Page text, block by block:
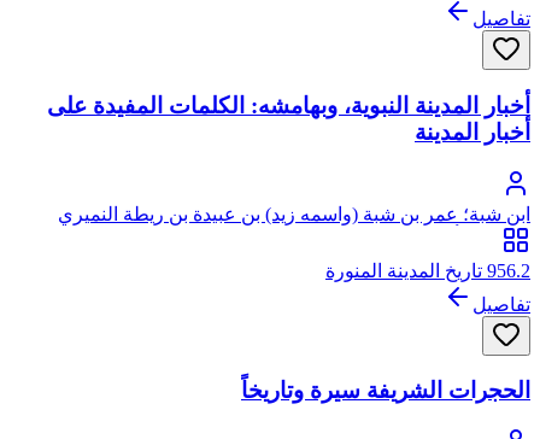
تفاصيل
أخبار المدينة النبوية، وبهامشه: الكلمات المفيدة على
أخبار المدينة
ابن شبة؛ عمر بن شبة (واسمه زيد) بن عبيدة بن ريطة النميري
البصري، أبو زيد
956.2 تاريخ المدينة المنورة
تفاصيل
الحجرات الشريفة سيرة وتاريخاً